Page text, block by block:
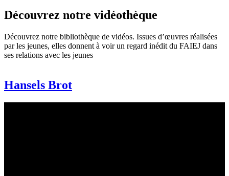
Découvrez notre vidéothèque
Découvrez notre bibliothèque de vidéos. Issues d’œuvres réalisées
par les jeunes, elles donnent à voir un regard inédit du FAIEJ dans
ses relations avec les jeunes
Hansels Brot